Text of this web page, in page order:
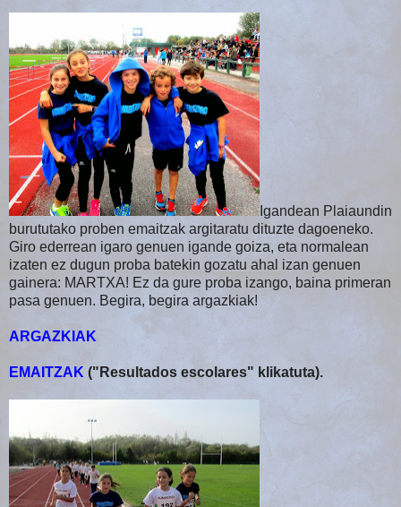
Igandean Plaiaundin
burututako proben emaitzak argitaratu dituzte dagoeneko.
Giro ederrean igaro genuen igande goiza, eta normalean
izaten ez dugun proba batekin gozatu ahal izan genuen
gainera: MARTXA! Ez da gure proba izango, baina primeran
pasa genuen. Begira, begira argazkiak!
ARGAZKIAK
EMAITZAK ("Resultados escolares" klikatuta).